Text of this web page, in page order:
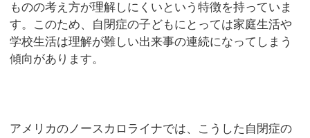
ものの考え方が理解しにくいという特徴を持っていま
す。このため、自閉症の子どもにとっては家庭生活や
学校生活は理解が難しい出来事の連続になってしまう
傾向があります。
アメリカのノースカロライナでは、こうした自閉症の